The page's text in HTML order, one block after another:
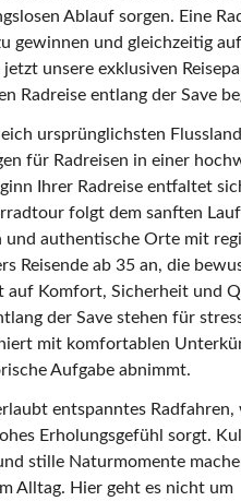
Ablauf sorgen. Eine
gewinnen und gleichzeitig
unsere exklusiven
Radreise entlang der Save
ursprünglichsten
für Radreisen in einer
Ihrer Radreise entfaltet
folgt dem sanften
und authentische Orte mit
Reisende ab 35 an, die
auf Komfort, Sicherheit und
der Save stehen für
mit komfortablen
Aufgabe abnimmt.
entspanntes Radfahren,
Erholungsgefühl sorgt.
stille Naturmomente
Alltag. Hier geht es nicht um